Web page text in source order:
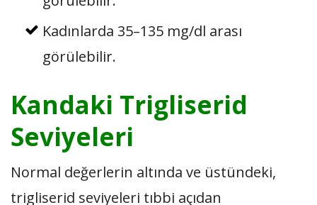
Kadınlarda 35–135 mg/dl arası
görülebilir.
Kandaki Trigliserid
Seviyeleri
Normal değerlerin altında ve üstündeki,
trigliserid seviyeleri tıbbi açıdan